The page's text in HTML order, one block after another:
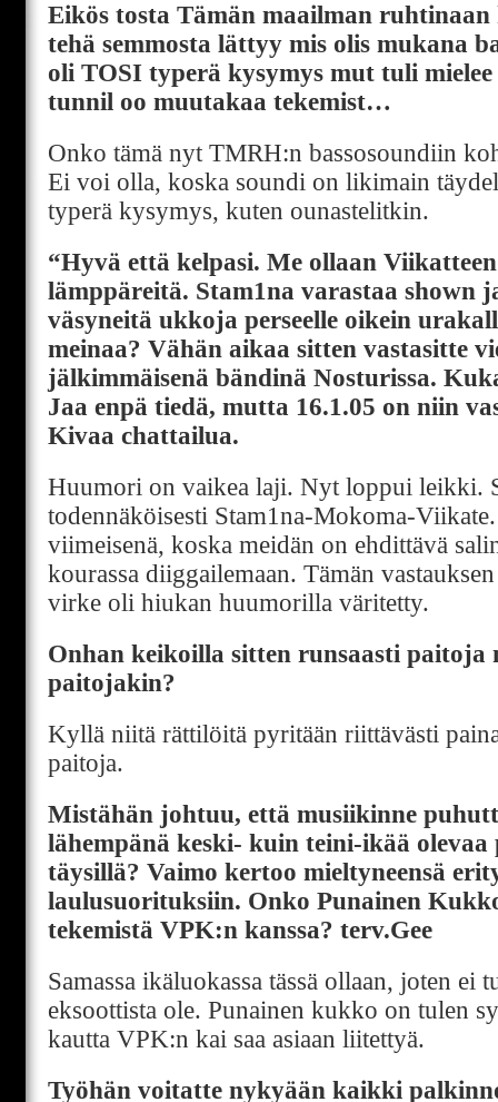
Eikös tosta Tämän maailman ruhtinaan
tehä semmosta lättyy mis olis mukana
oli TOSI typerä kysymys mut tuli
tunnil oo muutakaa tekemist…
Onko tämä nyt TMRH:n bassosoundiin
Ei voi olla, koska soundi on likimain
typerä kysymys, kuten ounastelitkin.
“Hyvä että kelpasi. Me ollaan
lämppäreitä. Stam1na varastaa shown
väsyneitä ukkoja perseelle oikein
meinaa? Vähän aikaa sitten vastasitte
jälkimmäisenä bändinä Nosturissa.
Jaa enpä tiedä, mutta 16.1.05 on niin
Kivaa chattailua.
Huumori on vaikea laji. Nyt loppui leikki.
todennäköisesti Stam1na-Mokoma-
viimeisenä, koska meidän on ehdittävä
kourassa diiggailemaan. Tämän
virke oli hiukan huumorilla väritetty.
Onhan keikoilla sitten runsaasti paitoja
paitojakin?
Kyllä niitä rättilöitä pyritään riittävästi
paitoja.
Mistähän johtuu, että musiikinne
lähempänä keski- kuin teini-ikää
täysillä? Vaimo kertoo mieltyneensä
laulusuorituksiin. Onko Punainen
tekemistä VPK:n kanssa? terv.Gee
Samassa ikäluokassa tässä ollaan, joten ei
eksoottista ole. Punainen kukko on tulen
kautta VPK:n kai saa asiaan liitettyä.
Työhän voitatte nykyään kaikki